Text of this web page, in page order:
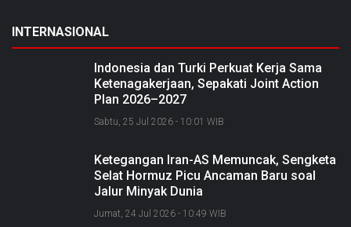
INTERNASIONAL
Indonesia dan Turki Perkuat Kerja Sama
Ketenagakerjaan, Sepakati Joint Action
Plan 2026–2027
Sabtu, 25 Jul 2026 - 10:01 WIB
Ketegangan Iran-AS Memuncak, Sengketa
Selat Hormuz Picu Ancaman Baru soal
Jalur Minyak Dunia
Jumat, 24 Jul 2026 - 10:49 WIB